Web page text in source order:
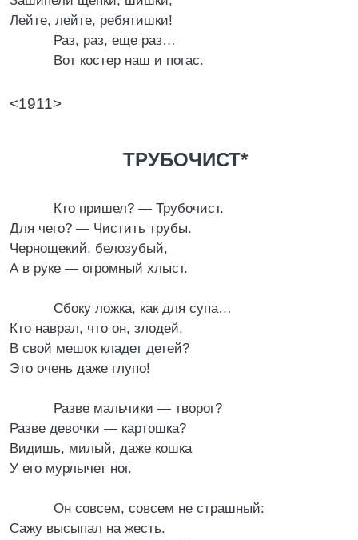
Лейте, лейте, ребятишки!
Раз, раз, еще раз…
Вот костер наш и погас.
<1911>
ТРУБОЧИСТ*
Кто пришел? — Трубочист.
Для чего? — Чистить трубы.
Чернощекий, белозубый,
А в руке — огромный хлыст.
Сбоку ложка, как для супа…
Кто наврал, что он, злодей,
В свой мешок кладет детей?
Это очень даже глупо!
Разве мальчики — творог?
Разве девочки — картошка?
Видишь, милый, даже кошка
У его мурлычет ног.
Он совсем, совсем не страшный:
Сажу высыпал на жесть.